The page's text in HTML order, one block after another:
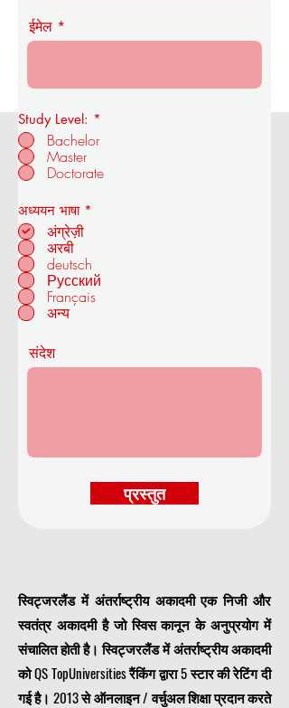
ओयूएस रॉयल एकेडमी ऑफ इकोनॉमिक्स एंड
टेक्नोलॉजी
ज्यूरिख में - स्विट्जरलैंड
स्विट्जरलैंड में अंतर्राष्ट्रीय अकादमी एक निजी और
स्वतंत्र अकादमी है जो स्विस कानून के अनुप्रयोग में
संचालित होती है। स्विट्जरलैंड में अंतर्राष्ट्रीय अकादमी
को QS TopUniversities रैंकिंग द्वारा 5 स्टार की रेटिंग दी
गई है। 2013 से ऑनलाइन / वर्चुअल शिक्षा प्रदान करते
ईमेल
Study Level: *
Bachelor
Master
Doctorate
अध्ययन भाषा *
अंग्रेज़ी
अरबी
deutsch
Русский
Français
अन्य
संदेश
प्रस्तुत